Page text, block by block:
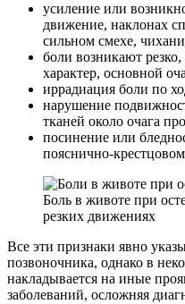
усиление или
движение, наклонах
сильном смехе,
боли возникают
характер, основной
иррадиация боли по
нарушение
тканей около очага
посинение или
пояснично-
Боль в животе при
резких движениях
Все эти признаки явно
позвоночника, однако в
накладывается на иные
заболеваний, осложняя